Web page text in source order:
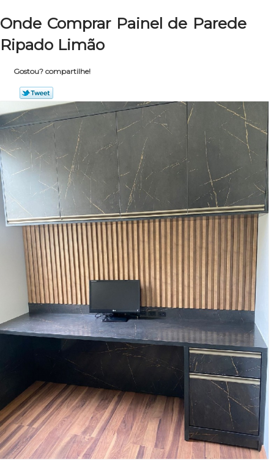
Onde Comprar Painel de Parede
Ripado Limão
Gostou? compartilhe!